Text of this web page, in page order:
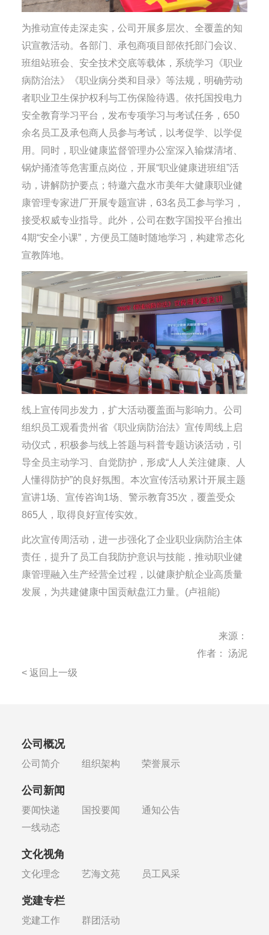
为推动宣传走深走实，公司开展多层次、全覆盖的知
识宣教活动。各部门、承包商项目部依托部门会议、
班组站班会、安全技术交底等载体，系统学习《职业
病防治法》《职业病分类和目录》等法规，明确劳动
者职业卫生保护权利与工伤保险待遇。依托国投电力
安全教育学习平台，发布专项学习与考试任务，650
余名员工及承包商人员参与考试，以考促学、以学促
用。同时，职业健康监督管理办公室深入输煤清堵、
锅炉捅渣等危害重点岗位，开展“职业健康进班组”活
动，讲解防护要点；特邀六盘水市美年大健康职业健
康管理专家进厂开展专题宣讲，63名员工参与学习，
接受权威专业指导。此外，公司在数字国投平台推出
4期“安全小课”，方便员工随时随地学习，构建常态化
宣教阵地。
线上宣传同步发力，扩大活动覆盖面与影响力。公司
组织员工观看贵州省《职业病防治法》宣传周线上启
动仪式，积极参与线上答题与科普专题访谈活动，引
导全员主动学习、自觉防护，形成“人人关注健康、人
人懂得防护”的良好氛围。本次宣传活动累计开展主题
宣讲1场、宣传咨询1场、警示教育35次，覆盖受众
865人，取得良好宣传实效。
此次宣传周活动，进一步强化了企业职业病防治主体
责任，提升了员工自我防护意识与技能，推动职业健
康管理融入生产经营全过程，以健康护航企业高质量
发展，为共建健康中国贡献盘江力量。(卢祖能)
< 返回上一级
来源：
作者： 汤泥
公司概况
公司简介 组织架构 荣誉展示
公司新闻
要闻快递 国投要闻
通知公告
一线动态
文化视角
文化理念 艺海文苑 员工风采
党建专栏
党建工作 群团活动